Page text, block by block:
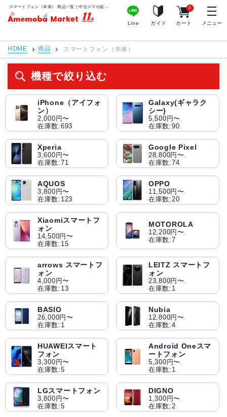
アメモバマーケット
Line ガイド カート
0
メニュー
HOME 商品 スマートフォン（本体）
機種で絞り込む
iPhone（アイフォ
ン）
2,000円〜
在庫数:693
Galaxy(ギャラク
シー)
5,500円〜
在庫数:90
Xperia
3,600円〜
在庫数:71
Google Pixel
28,800円〜
在庫数:74
AQUOS
3,800円〜
在庫数:123
OPPO
11,500円〜
在庫数:20
Xiaomiスマートフ
ォン
14,500円〜
在庫数:15
MOTOROLA
12,200円〜
在庫数:7
arrows スマートフ
ォン
4,000円〜
在庫数:13
LEITZ スマートフ
ォン
23,800円〜
在庫数:1
BASIO
26,000円〜
在庫数:1
Nubia
12,800円〜
在庫数:4
HUAWEIスマート
フォン
3,300円〜
在庫数:5
Android Oneスマ
ートフォン
5,300円〜
在庫数:1
LGスマートフォン
3,800円〜
在庫数:5
DIGNO
1,300円〜
在庫数:2